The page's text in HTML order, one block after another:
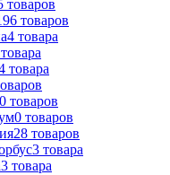
товаров
товаров
4 товара
товара
товара
0 товаров
0 товаров
28 товаров
3 товара
3 товара